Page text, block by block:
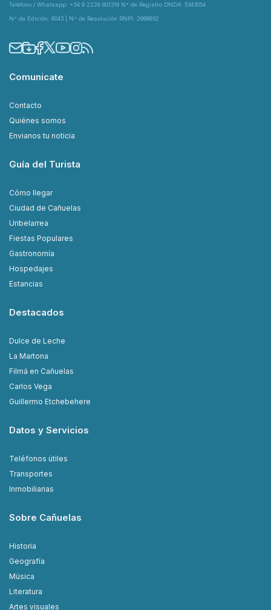
Teléfono / Whatsapp: +54 9 2226 601319 N° de Registro DNDA: 5343054
N° de Edición: 6043 | N° de Resolución RNPI: 2699932
Comunicate
Contacto
Quiénes somos
Envianos tu noticia
Guía del Turista
Cómo llegar
Ciudad de Cañuelas
Uribelarrea
Fiestas Populares
Gastronomía
Hospedajes
Estancias
Destacados
Dulce de Leche
La Martona
Filmá en Cañuelas
Carlos Vega
Guillermo Etchebehere
Datos y Servicios
Teléfonos útiles
Transportes
Inmobiliarias
Sobre Cañuelas
Historia
Geografía
Música
Literatura
Artes visuales